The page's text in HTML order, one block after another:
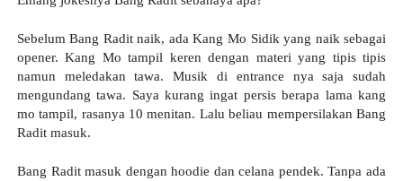
Sebelum Bang Radit naik, ada Kang Mo Sidik yang naik sebagai
opener. Kang Mo tampil keren dengan materi yang tipis tipis
namun meledakan tawa. Musik di entrance nya saja sudah
mengundang tawa. Saya kurang ingat persis berapa lama kang
mo tampil, rasanya 10 menitan. Lalu beliau mempersilakan Bang
Radit masuk.
Bang Radit masuk dengan hoodie dan celana pendek. Tanpa ada